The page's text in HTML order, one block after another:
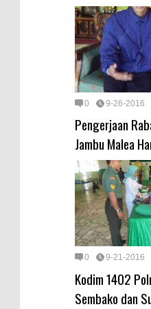
0 9-26-2016
Pengerjaan
Jambu Malea
0 9-21-2016
Kodim 1402
Sembako dan